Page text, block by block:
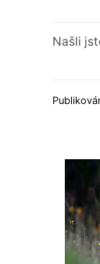
Našli